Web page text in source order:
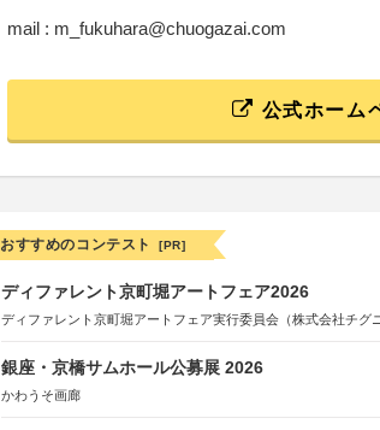
mail : m_fukuhara@chuogazai.com
公式ホーム
おすすめのコンテスト [PR]
ディファレント京町堀アートフェア2026
ディファレント京町堀アートフェア実行委員会（株式会社チグ
銀座・京橋サムホール公募展 2026
かわうそ画廊